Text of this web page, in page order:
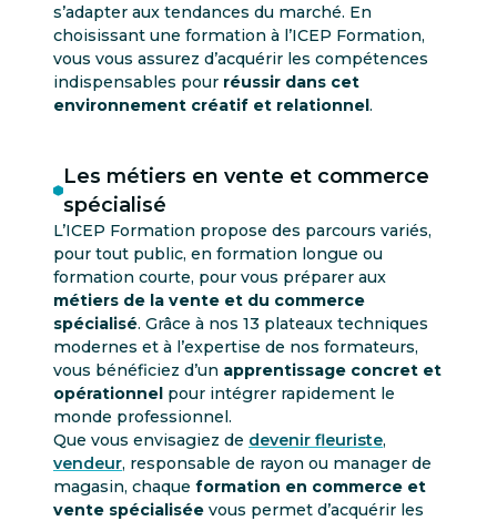
s’adapter aux tendances du marché. En
choisissant une formation à l’ICEP Formation,
vous vous assurez d’acquérir les compétences
indispensables pour réussir dans cet
environnement créatif et relationnel.
Les métiers en vente et commerce
spécialisé
L’ICEP Formation propose des parcours variés,
pour tout public, en formation longue ou
formation courte, pour vous préparer aux
métiers de la vente et du commerce
spécialisé. Grâce à nos 13 plateaux techniques
modernes et à l’expertise de nos formateurs,
vous bénéficiez d’un apprentissage concret et
opérationnel pour intégrer rapidement le
monde professionnel.
Que vous envisagiez de devenir fleuriste,
vendeur, responsable de rayon ou manager de
magasin, chaque formation en commerce et
vente spécialisée vous permet d’acquérir les